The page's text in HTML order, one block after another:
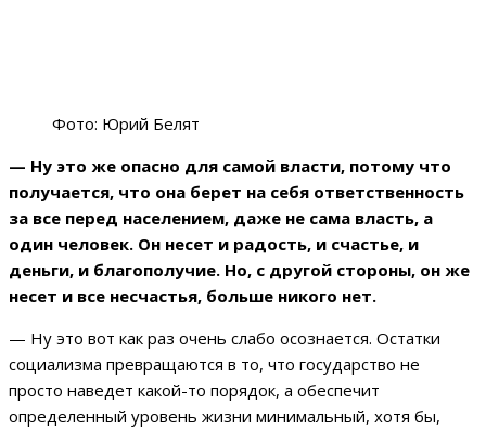
Фото: Юрий Белят
— Ну это же опасно для самой власти, потому что
получается, что она берет на себя ответственность
за все перед населением, даже не сама власть, а
один человек. Он несет и радость, и счастье, и
деньги, и благополучие. Но, с другой стороны, он же
несет и все несчастья, больше никого нет.
— Ну это вот как раз очень слабо осознается. Остатки
социализма превращаются в то, что государство не
просто наведет какой-то порядок, а обеспечит
определенный уровень жизни минимальный, хотя бы,